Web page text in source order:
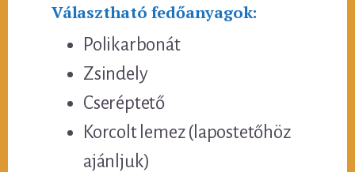
Választható fedőanyagok:
Polikarbonát
Zsindely
Cseréptető
Korcolt lemez (lapostetőhöz
ajánljuk)